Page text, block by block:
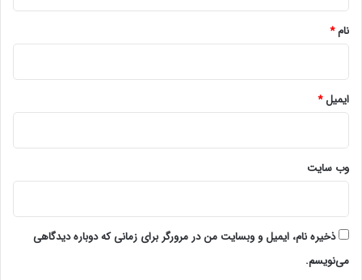
نام*
ایمیل*
وب‌ سایت
ذخیره نام، ایمیل و وبسایت من در مرورگر برای زمانی که دوباره دیدگاهی
می‌نویسم.